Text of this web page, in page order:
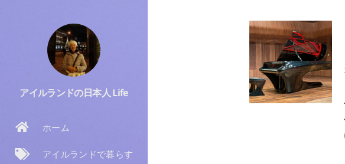
アイルランドの日本人 Life
ホーム
アイルランドで暮らす